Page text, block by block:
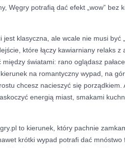
Węgry potrafią dać efekt „wow” bez
jest klasyczna, ale wcale nie musi być
które łączy kawiarniany relaks
światami: rano oglądasz
na romantyczny wypad, na
chcesz nacieszyć się porządkiem.
energią miast, smakami
to kierunek, który pachnie
krótki wypad potrafi dać